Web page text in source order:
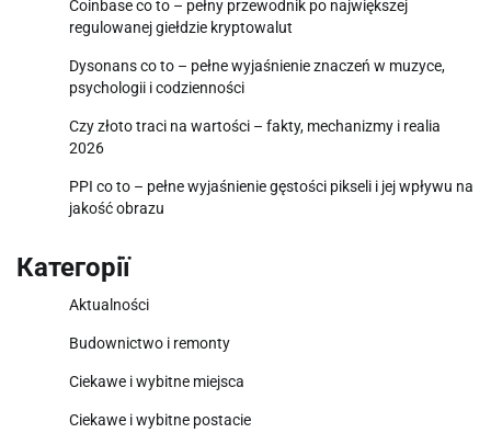
Coinbase co to – pełny przewodnik po największej
regulowanej giełdzie kryptowalut
Dysonans co to – pełne wyjaśnienie znaczeń w muzyce,
psychologii i codzienności
Czy złoto traci na wartości – fakty, mechanizmy i realia
2026
PPI co to – pełne wyjaśnienie gęstości pikseli i jej wpływu na
jakość obrazu
Категорії
Aktualności
Budownictwo i remonty
Ciekawe i wybitne miejsca
Ciekawe i wybitne postacie